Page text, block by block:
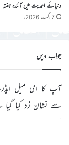
دنیائے احمدیت میں آئندہ ہفتہ
7 اگست 2026ء
جواب دیں
آپ کا ای میل
سے نشان زد کیا